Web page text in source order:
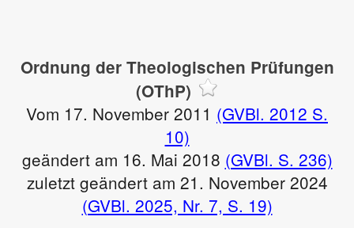
Ordnung der Theologischen Prüfungen
(OThP)
Vom 17. November 2011 (GVBl. 2012 S.
10)
geändert am 16. Mai 2018 (GVBl. S. 236)
zuletzt geändert am 21. November 2024
(GVBl. 2025, Nr. 7, S. 19)